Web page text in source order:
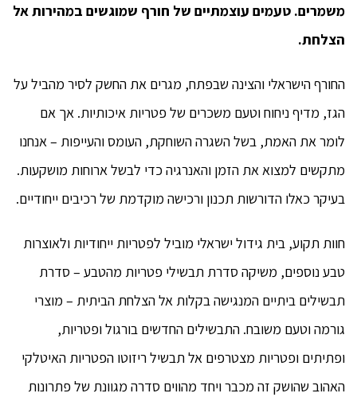
משמרים. טעמים עוצמתיים של חורף שמוגשים במהירות אל
הצלחת.
החורף הישראלי והצינה שבפתח, מגרים את החשק לסיר מהביל על
הגז, מדיף ניחוח וטעם משכרים של פטריות איכותיות. אך אם
לומר את האמת, בשל השגרה השוחקת, העומס והעייפות – אנחנו
מתקשים למצוא את הזמן והאנרגיה כדי לבשל ארוחות מושקעות.
בעיקר כאלו הדורשות תכנון ורכישה מוקדמת של רכיבים ייחודיים.
חוות תקוע, בית גידול ישראלי מוביל לפטריות ייחודיות ולאוצרות
טבע נוספים, משיקה סדרת תבשילי פטריות מהטבע – סדרת
תבשילים ביתיים המנגישה בקלות אל הצלחת הביתית – מוצרי
גורמה וטעם משובח. התבשילים החדשים בורגול ופטריות,
ופתיתים ופטריות מצטרפים אל תבשיל ריזוטו הפטריות האיטלקי
האהוב שהושק זה מכבר ויחד מהווים סדרה מגוונת של פתרונות